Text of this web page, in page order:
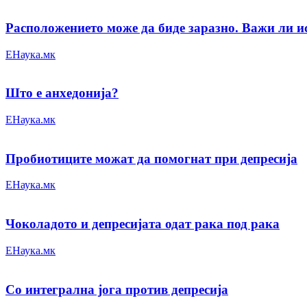
Расположението може да биде заразно. Важи ли
ЕНаука.мк
Што е анхедонија?
ЕНаука.мк
Пробиотиците можат да помогнат при депресија
ЕНаука.мк
Чоколадото и депресијата одат рака под рака
ЕНаука.мк
Со интегрална јога против депресија